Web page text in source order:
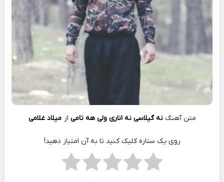
متن آهنگنه گیلاسی نه اناری ولی هه تامی از میلاد غلامی
روی یک ستاره کلیک کنید تا به آن امتیاز دهید!